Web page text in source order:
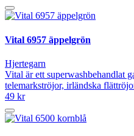
Vital 6957 äppelgrön
Hjertegarn
Vital är ett superwashbehandlat
telemarkströjor, irländska
49 kr